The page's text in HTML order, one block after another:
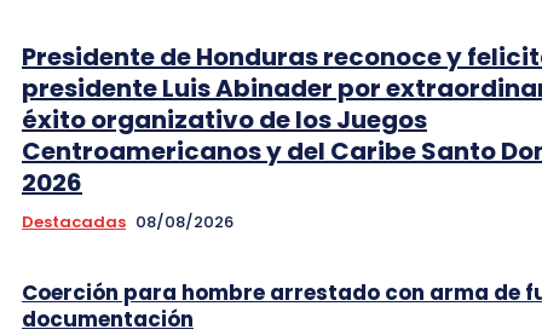
Presidente de Honduras reconoce y
presidente Luis Abinader por
éxito organizativo de los Juegos
Centroamericanos y del Caribe Santo
2026
Destacadas 08/08/2026
Coerción para hombre arrestado con arma de
documentación